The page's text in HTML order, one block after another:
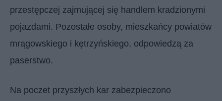
przestępczej zajmującej się handlem kradzionymi
pojazdami. Pozostałe osoby, mieszkańcy powiatów
mrągowskiego i kętrzyńskiego, odpowiedzą za
paserstwo.
Na poczet przyszłych kar zabezpieczono